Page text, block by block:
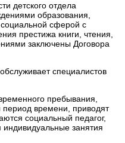
детского отдела
образования,
сферой с
престижа книги, чтения,
заключены Договора
специалистов
пребывания,
времени, приводят
социальный педагог,
индивидуальные занятия